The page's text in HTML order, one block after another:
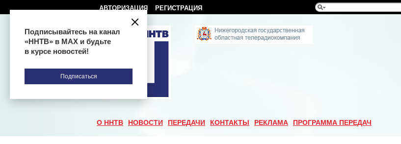
АВТОРИЗАЦИЯ РЕГИСТРАЦИЯ
О ННТВ НОВОСТИ ПЕРЕДАЧИ КОНТАКТЫ РЕКЛАМА ПРОГРАММА ПЕРЕДАЧ
Подписывайтесь на канал
«ННТВ» в МАХ и будьте
в курсе новостей!
Подписаться